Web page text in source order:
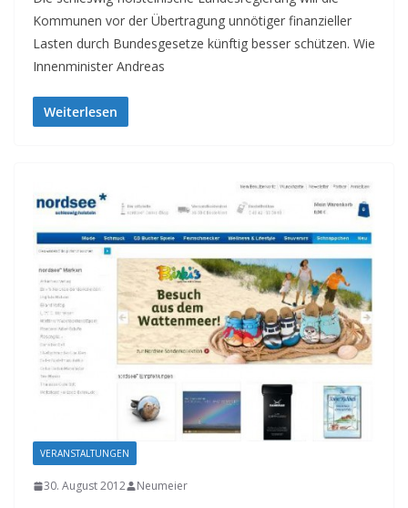
Kommunen vor der Übertragung unnötiger finanzieller
Lasten durch Bundesgesetze künftig besser schützen. Wie
Innenminister Andreas
Weiterlesen
VERANSTALTUNGEN
30. August 2012 Neumeier